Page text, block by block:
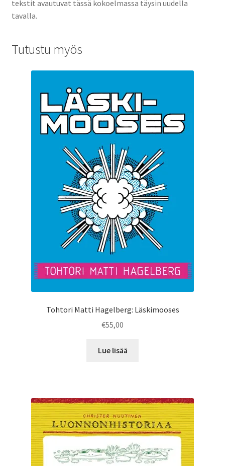
tekstit avautuvat tässä kokoelmassa täysin uudella
tavalla.
Tutustu myös
Tohtori Matti Hagelberg: Läskimooses
€55,00
Lue lisää